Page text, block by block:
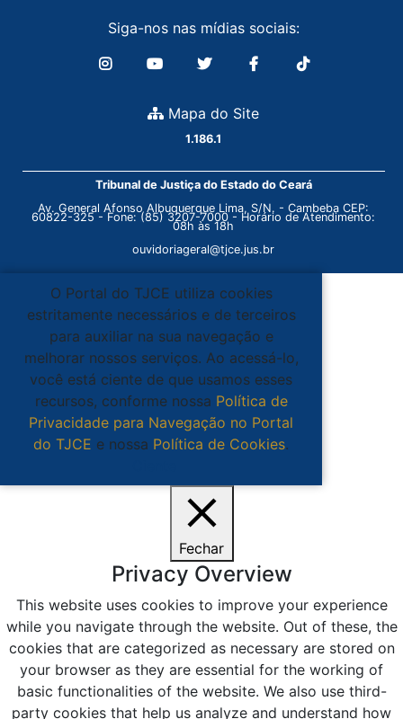
Siga-nos nas mídias sociais:
Mapa do Site
1.186.1
Tribunal de Justiça do Estado do Ceará
Av. General Afonso Albuquerque Lima, S/N. - Cambeba CEP:
60822-325 - Fone: (85) 3207-7000 - Horário de Atendimento:
08h às 18h
ouvidoriageral@tjce.jus.br
O Portal do TJCE utiliza cookies
estritamente necessários e de terceiros
para auxiliar na sua navegação e
melhorar nossos serviços. Ao acessá-lo,
você está ciente de que usamos esses
recursos, conforme nossa Política de
Privacidade para Navegação no Portal
do TJCE e nossa Política de Cookies.
Fechar
Privacy Overview
This website uses cookies to improve your experience
while you navigate through the website. Out of these, the
cookies that are categorized as necessary are stored on
your browser as they are essential for the working of
basic functionalities of the website. We also use third-
party cookies that help us analyze and understand how